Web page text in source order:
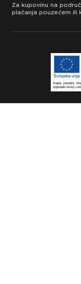
Za kupovinu na
plaćanja pouzećem ili